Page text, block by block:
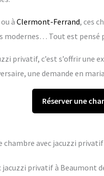
à Clermont-Ferrand, ces
Tout est
privatif, c’est s’offrir une
une demande en
Réserver une
avec jacuzzi
privatif à Beaumont